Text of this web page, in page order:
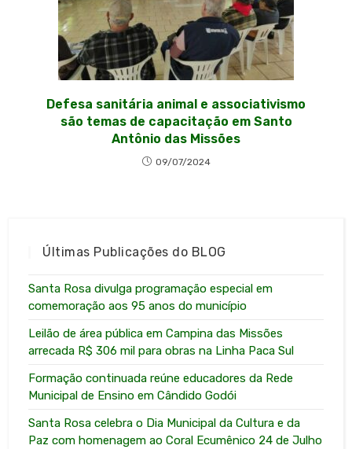
Defesa sanitária animal e associativismo
são temas de capacitação em Santo
Antônio das Missões
09/07/2024
Últimas Publicações do BLOG
Santa Rosa divulga programação especial em
comemoração aos 95 anos do município
Leilão de área pública em Campina das Missões
arrecada R$ 306 mil para obras na Linha Paca Sul
Formação continuada reúne educadores da Rede
Municipal de Ensino em Cândido Godói
Santa Rosa celebra o Dia Municipal da Cultura e da
Paz com homenagem ao Coral Ecumênico 24 de Julho